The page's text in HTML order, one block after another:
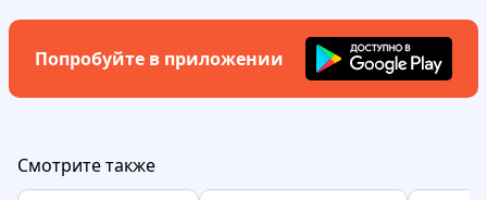
Попробуйте в приложении
Смотрите также